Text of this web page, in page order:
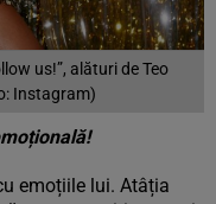
us!”, alături de Teo
Instagram)
emoțiile lui. Atâția